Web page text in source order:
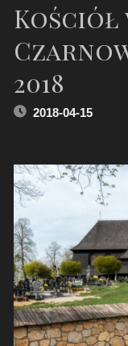
Kościół
2018
2018-04-15